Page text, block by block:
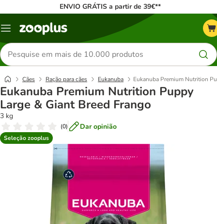
ENVIO GRÁTIS a partir de 39€**
Menu
Pesquisar
produtos
Cães Ração para cães Eukanuba Eukanuba Premium Nutrition
Eukanuba Premium Nutrition Puppy
Large & Giant Breed Frango
3 kg
(0) Dar opinião
Seleção zooplus